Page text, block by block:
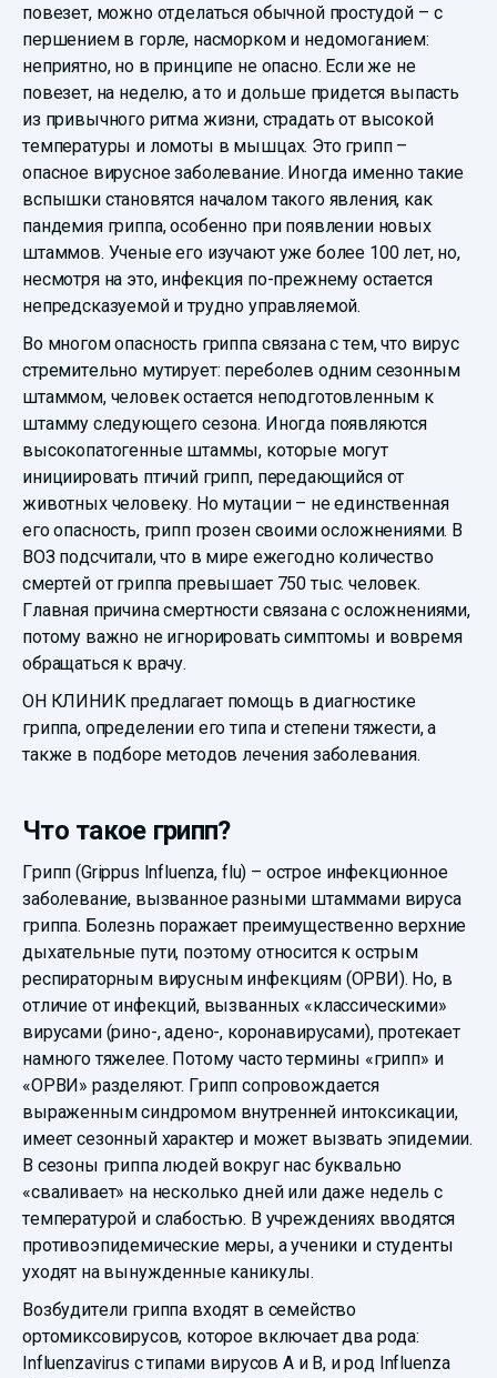
повезет, можно отделаться обычной простудой – с
першением в горле, насморком и недомоганием:
неприятно, но в принципе не опасно. Если же не
повезет, на неделю, а то и дольше придется выпасть
из привычного ритма жизни, страдать от высокой
температуры и ломоты в мышцах. Это грипп –
опасное вирусное заболевание. Иногда именно такие
вспышки становятся началом такого явления, как
пандемия гриппа, особенно при появлении новых
штаммов. Ученые его изучают уже более 100 лет, но,
несмотря на это, инфекция по-прежнему остается
непредсказуемой и трудно управляемой.
Во многом опасность гриппа связана с тем, что вирус
стремительно мутирует: переболев одним сезонным
штаммом, человек остается неподготовленным к
штамму следующего сезона. Иногда появляются
высокопатогенные штаммы, которые могут
инициировать птичий грипп, передающийся от
животных человеку. Но мутации – не единственная
его опасность, грипп грозен своими осложнениями. В
ВОЗ подсчитали, что в мире ежегодно количество
смертей от гриппа превышает 750 тыс. человек.
Главная причина смертности связана с осложнениями,
потому важно не игнорировать симптомы и вовремя
обращаться к врачу.
ОН КЛИНИК предлагает помощь в диагностике
гриппа, определении его типа и степени тяжести, а
также в подборе методов лечения заболевания.
Что такое грипп?
Грипп (Grippus Influenza, flu) – острое инфекционное
заболевание, вызванное разными штаммами вируса
гриппа. Болезнь поражает преимущественно верхние
дыхательные пути, поэтому относится к острым
респираторным вирусным инфекциям (ОРВИ). Но, в
отличие от инфекций, вызванных «классическими»
вирусами (рино-, адено-, коронавирусами), протекает
намного тяжелее. Потому часто термины «грипп» и
«ОРВИ» разделяют. Грипп сопровождается
выраженным синдромом внутренней интоксикации,
имеет сезонный характер и может вызвать эпидемии.
В сезоны гриппа людей вокруг нас буквально
«сваливает» на несколько дней или даже недель с
температурой и слабостью. В учреждениях вводятся
противоэпидемические меры, а ученики и студенты
уходят на вынужденные каникулы.
Возбудители гриппа входят в семейство
ортомиксовирусов, которое включает два рода:
Influenzavirus с типами вирусов А и В, и род Influenza